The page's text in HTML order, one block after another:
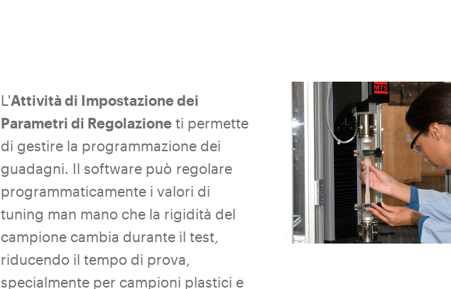
L'Attività di Impostazione dei
Parametri di Regolazione ti permette
di gestire la programmazione dei
guadagni. Il software può regolare
programmaticamente i valori di
tuning man mano che la rigidità del
campione cambia durante il test,
riducendo il tempo di prova,
specialmente per campioni plastici e